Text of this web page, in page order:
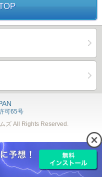
可65号
ズ All Rights Reserved.